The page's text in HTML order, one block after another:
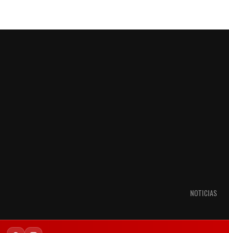
NOTICIAS